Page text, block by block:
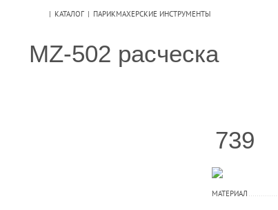
| КАТАЛОГ | ПАРИКМАХЕРСКИЕ ИНСТРУМЕНТЫ
MZ-502 расческа
739
МАТЕРИАЛ